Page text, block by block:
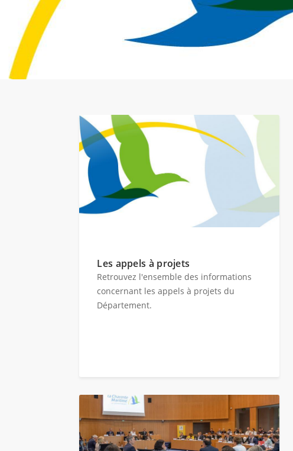
Les appels à projets
Retrouvez l'ensemble des informations
concernant les appels à projets du
Département.